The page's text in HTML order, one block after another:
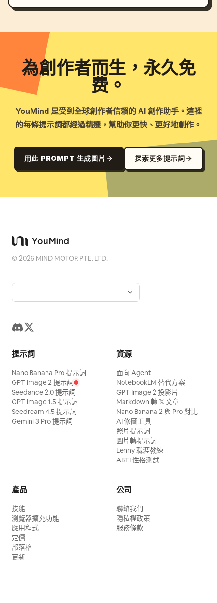
為創作者而生，永久免
费。
YouMind 是受到全球創作者信賴的 AI 創作助手。這裡
的每條提示詞都經過精選，幫助你更快、更好地創作。
用此 PROMPT 生成圖片 探索更多提示詞
©2026 MIND MOTOR PTE. LTD.
提示詞
Nano Banana Pro 提示詞
GPT Image 2 提示詞
Seedance 2.0 提示詞
GPT Image 1.5 提示詞
Seedream 4.5 提示詞
Gemini 3 Pro 提示詞
資源
面向 Agent
NotebookLM 替代方案
GPT Image 2 投影片
Markdown 轉 𝕏 文章
Nano Banana 2 與 Pro 對比
AI 修圖工具
照片提示詞
圖片轉提示詞
Lenny 職涯教練
ABTI 性格測試
產品
技能
瀏覽器擴充功能
應用程式
定價
部落格
更新
公司
聯絡我們
隱私權政策
服務條款